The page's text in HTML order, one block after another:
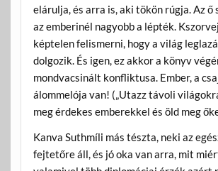
elárulja, és arra is, aki tökön rúgja. Az ő
az emberinél nagyobb a lépték.
képtelen felismerni, hogy a világ
dolgozik. És igen, ez akkor a könyv
mondvacsinált konfliktusa. Ember, a
álommelója van! („Utazz távoli
meg érdekes emberekkel és öld meg
Kanva Suthmíli más tészta, neki az
fejtetőre áll, és jó oka van arra, mit